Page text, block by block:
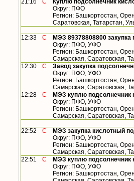
21:16
С
Куплю подсолнечник
Округ: ПФО
Регион: Башкортостан,
Саратовская, Татарстан,
12:33 С
МЭЗ 89378808800
Округ: ПФО, УФО
Регион: Башкортостан,
Самарская, Саратовская,
12:30
С
Завод закупка
Округ: ПФО, УФО
Регион: Башкортостан,
Самарская, Саратовская,
12:28
С
МЭЗ куплю подсолнечник
Округ: ПФО, УФО
Регион: Башкортостан,
Самарская, Саратовская,
22:52 С
МЭЗ закупка кислотный
Округ: ПФО, УФО
Регион: Башкортостан,
Самарская, Саратовская,
22:51
С
МЭЗ куплю подсолнечник
Округ: ПФО, УФО
Регион: Башкортостан,